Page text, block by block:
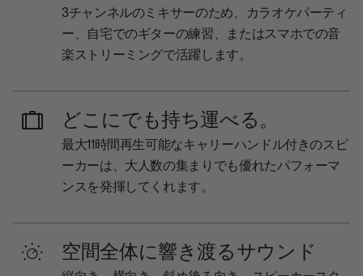
3チャンネルのミキサーのため、カラオケパーティ
ー、自宅でのギターの練習、またはスマホでの音
楽ストリーミングで活躍します。
どこにでも持ち運べる。
最大11時間再生可能なキャリーハンドル付きのスピ
ーカーは、大人数の集まりでも優れたパフォーマ
ンスを発揮してくれます。
空間全体に響き渡るサウンド